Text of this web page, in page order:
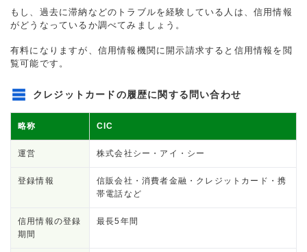
もし、過去に滞納などのトラブルを経験している人は、信用情報
がどうなっているか調べてみましょう。
有料になりますが、信用情報機関に開示請求すると信用情報を閲
覧可能です。
クレジットカードの履歴に関する問い合わせ
略称 CIC
運営 株式会社シー・アイ・シー
登録情報
信販会社・消費者金融・クレジットカード・携
帯電話など
信用情報の登録
期間
最長5年間